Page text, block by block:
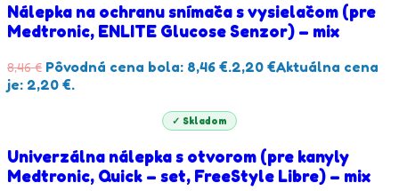
Nálepka na ochranu snímača s vysielačom (pre
Medtronic, ENLITE Glucose Senzor) – mix
8,46€ Pôvodná cena bola: 8,46 €.2,20 €Aktuálna cena
je: 2,20 €.
✓ Skladom
Univerzálna nálepka s otvorom (pre kanyly
Medtronic, Quick – set, FreeStyle Libre) – mix